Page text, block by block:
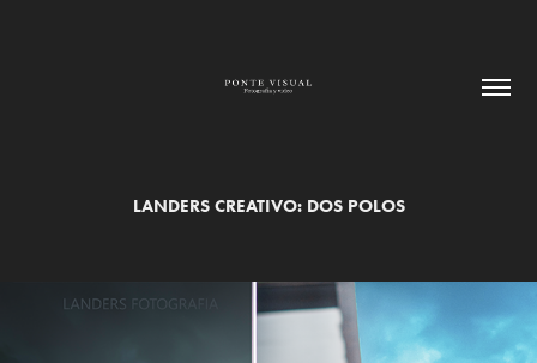
LANDERS CREATIVO: DOS POLOS